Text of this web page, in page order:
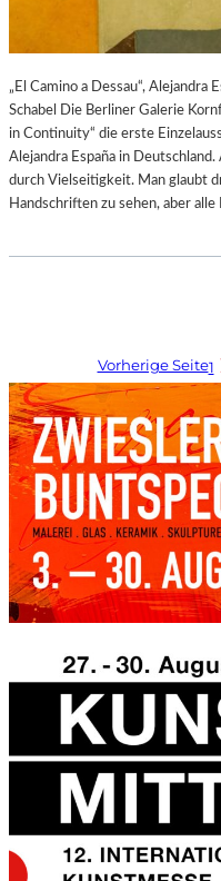
„El Camino a Dessau“, Alejandra
Schabel Die Berliner Galerie
in Continuity“ die erste
Alejandra España in
durch Vielseitigkeit. Man glaubt
Handschriften zu sehen, aber
Vorherige Seite1